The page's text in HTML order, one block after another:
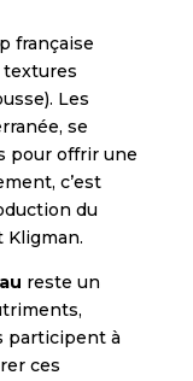
française
textures
Les
se
pour offrir une
c’est
du
Kligman.
reste un
participent à
ces